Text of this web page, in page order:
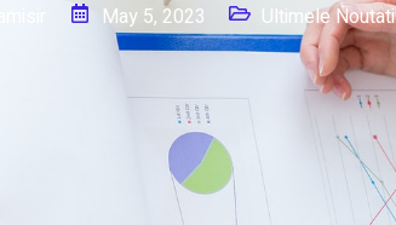
May 5, 2023 Ultimele Noutati